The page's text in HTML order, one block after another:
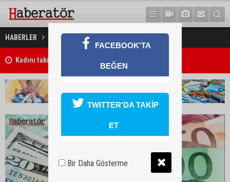
HABERLER EKONOMİ 9 Haziran 2026 Döviz Kurları
Kadını takip ederek saldırdığı açıklandı
FACEBOOK'TA
BEĞEN
TWITTER'DA TAKİP
ET
Bir Daha Gösterme